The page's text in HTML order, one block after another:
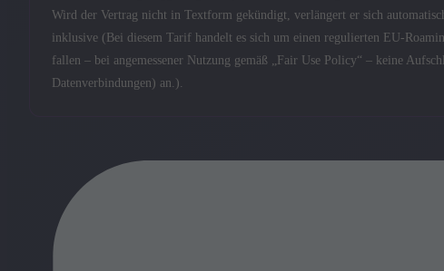
Wird der Vertrag nicht in Textform gekündigt, verlängert er sich
inklusive (Bei diesem Tarif handelt es sich um einen regulierten EU-
fallen – bei angemessener Nutzung gemäß „Fair Use Policy“ – keine
Datenverbindungen) an.).